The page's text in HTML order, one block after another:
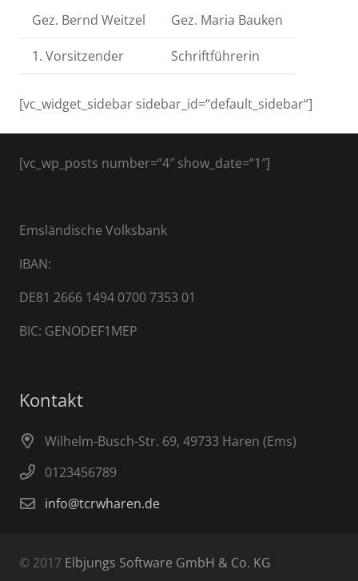
Gez. Bernd Weitzel Gez. Maria Bauken
1. Vorsitzender Schriftführerin
[vc_widget_sidebar sidebar_id=“default_sidebar“]
[vc_wp_posts number=“4″ show_date=“1″]
Emsländische Volksbank
IBAN:
DE81 2666 1494 0700 7353 01
BIC: GENODEF1MEP
Kontakt
Wilhelm-Busch-Str. 69, 49733 Haren (Ems)
0123456789
info@tcrwharen.de
© 2017 Elbjungs Software GmbH & Co. KG